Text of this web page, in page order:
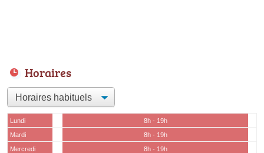
Horaires
Lundi
8h - 19h
Mardi
8h - 19h
Mercredi
8h - 19h